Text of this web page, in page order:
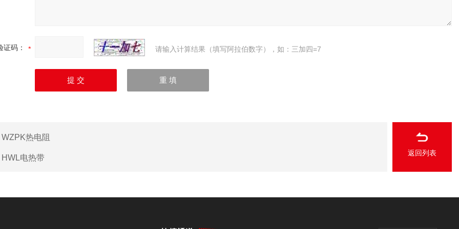
证码： 请输入计算结果（填写阿拉伯数字），如：三加四=7
WZPK热电阻
HWL电热带
返回列表